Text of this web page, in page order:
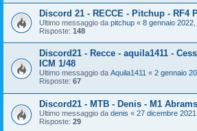
Discord 21 - RECCE - Pitchup - RF4
Ultimo messaggio da pitchup « 8 gennaio
Risposte: 148
Discord21 - Recce - aquila1411 -
ICM 1/48
Ultimo messaggio da Aquila1411 « 2 gennaio
Risposte: 67
Discord21 - MTB - Denis - M1
Ultimo messaggio da denis « 27 dicembre
Risposte: 29